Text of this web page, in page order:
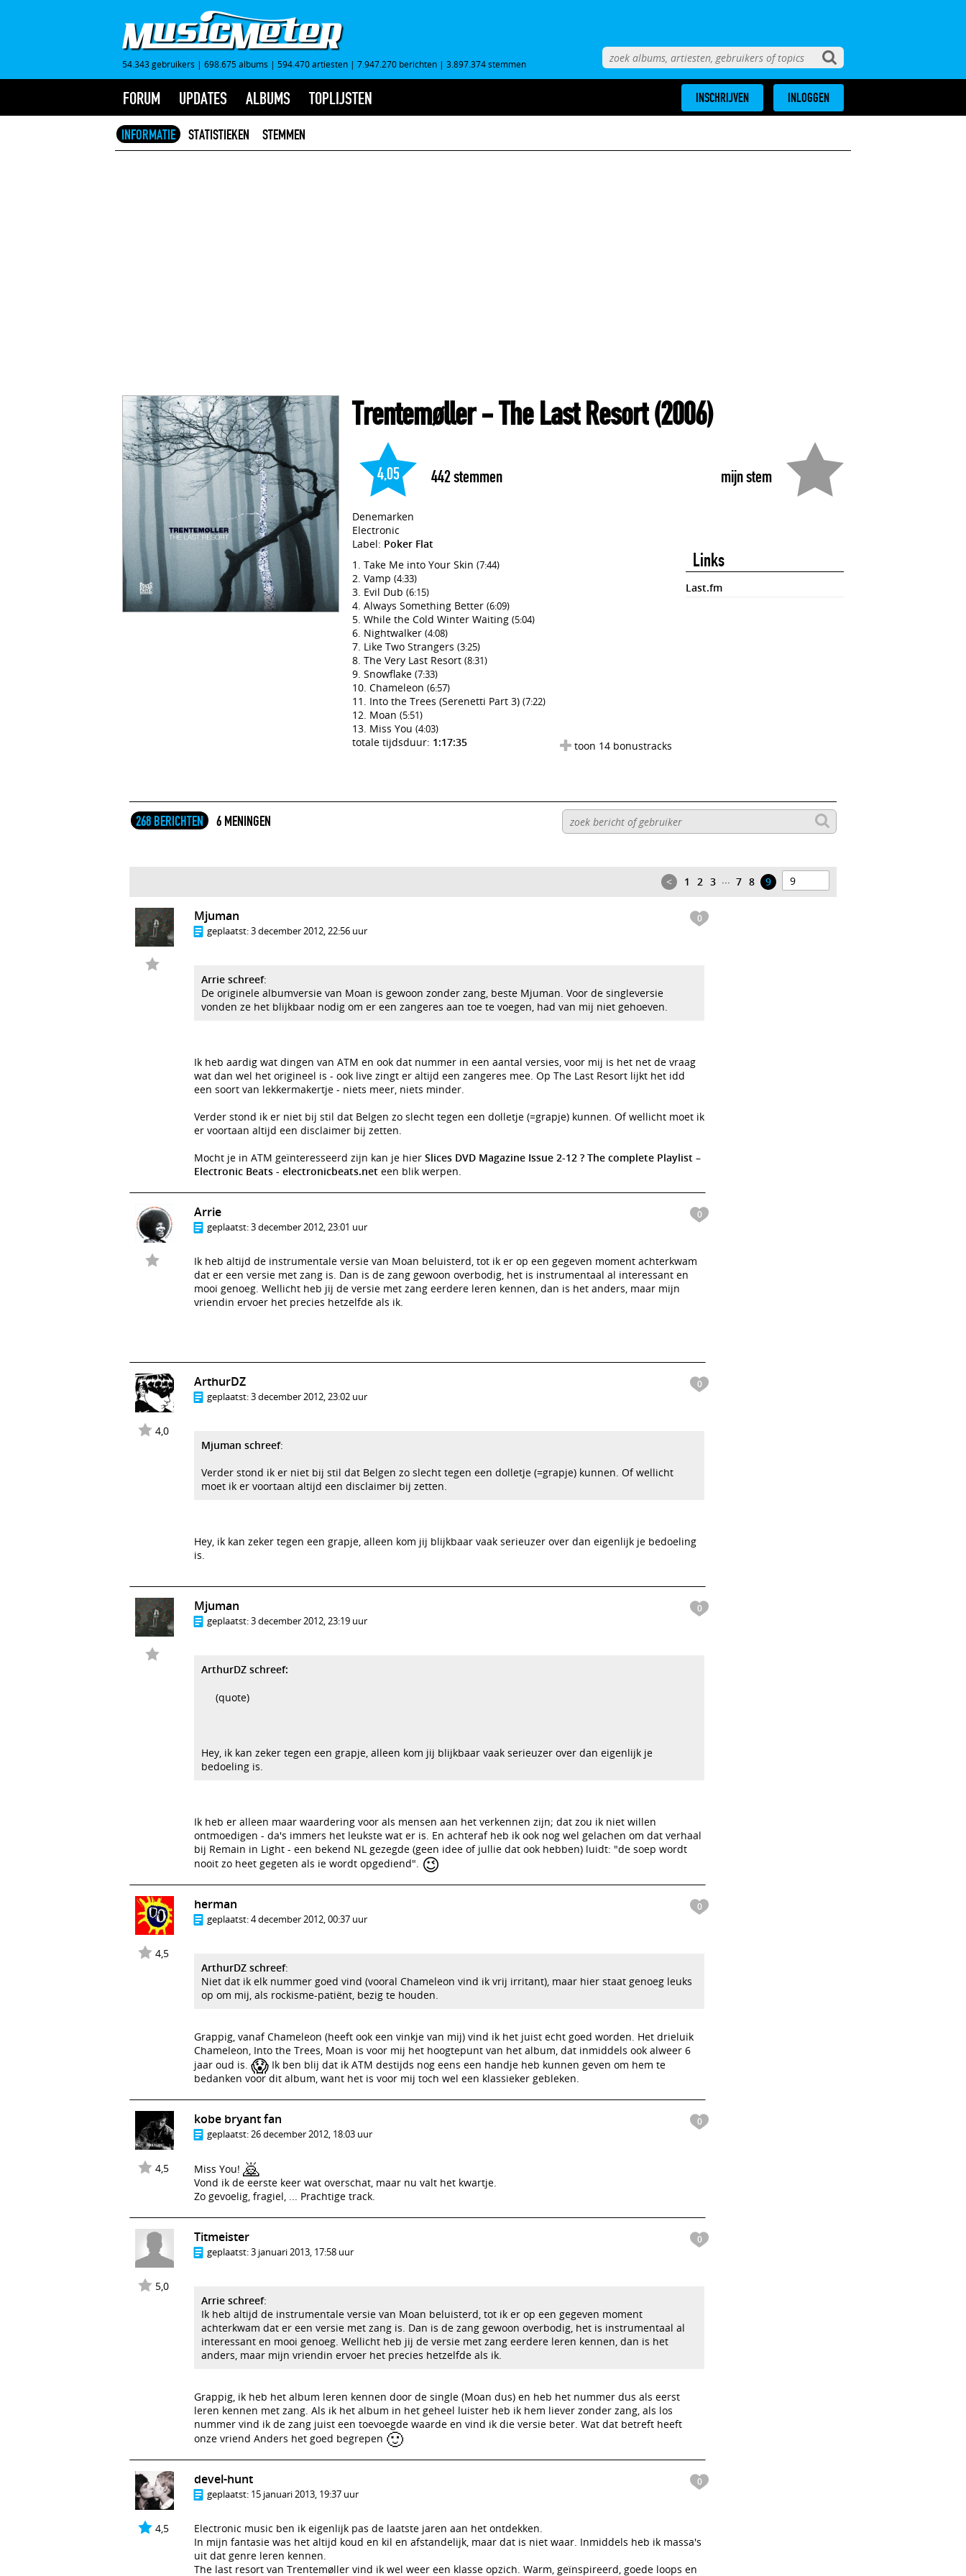
54.343 gebruikers | 698.675 albums | 594.470 artiesten | 7.947.270 berichten | 3.897.374 stemmen
FORUM UPDATES ALBUMS TOPLIJSTEN INSCHRIJVEN INLOGGEN
INFORMATIE STATISTIEKEN STEMMEN
Trentemøller- The Last Resort(2006)
mijn stem
4,05 442stemmen
Denemarken
Electronic
Label: Poker Flat
Take Me into Your Skin (7:44)
Vamp (4:33)
Evil Dub (6:15)
Always Something Better (6:09)
While the Cold Winter Waiting (5:04)
Nightwalker (4:08)
Like Two Strangers (3:25)
The Very Last Resort (8:31)
Snowflake (7:33)
Chameleon (6:57)
Into the Trees (Serenetti Part 3) (7:22)
Moan (5:51)
Miss You (4:03)
toon 14 bonustracks
totale tijdsduur: 1:17:35
Links
Last.fm
268 BERICHTEN 6 MENINGEN
< 1 2 3 ... 7 8 9
0
Mjuman
geplaatst:3 december 2012, 22:56 uur
Arrie schreef:
De originele albumversie van Moan is gewoon zonder zang, beste Mjuman. Voor de singleversie
vonden ze het blijkbaar nodig om er een zangeres aan toe te voegen, had van mij niet gehoeven.
Ik heb aardig wat dingen van ATM en ook dat nummer in een aantal versies, voor mij is het net de vraag
wat dan wel het origineel is - ook live zingt er altijd een zangeres mee. Op The Last Resort lijkt het idd
een soort van lekkermakertje - niets meer, niets minder.
Verder stond ik er niet bij stil dat Belgen zo slecht tegen een dolletje (=grapje) kunnen. Of wellicht moet ik
er voortaan altijd een disclaimer bij zetten.
Mocht je in ATM geïnteresseerd zijn kan je hier Slices DVD Magazine Issue 2-12 ? The complete Playlist –
Electronic Beats - electronicbeats.net een blik werpen.
0
Arrie
geplaatst:3 december 2012, 23:01 uur
Ik heb altijd de instrumentale versie van Moan beluisterd, tot ik er op een gegeven moment achterkwam
dat er een versie met zang is. Dan is de zang gewoon overbodig, het is instrumentaal al interessant en
mooi genoeg. Wellicht heb jij de versie met zang eerdere leren kennen, dan is het anders, maar mijn
vriendin ervoer het precies hetzelfde als ik.
4,0
0
ArthurDZ
geplaatst:3 december 2012, 23:02 uur
Mjuman schreef:
Verder stond ik er niet bij stil dat Belgen zo slecht tegen een dolletje (=grapje) kunnen. Of wellicht
moet ik er voortaan altijd een disclaimer bij zetten.
Hey, ik kan zeker tegen een grapje, alleen kom jij blijkbaar vaak serieuzer over dan eigenlijk je bedoeling
is.
0
Mjuman
geplaatst:3 december 2012, 23:19 uur
ArthurDZ schreef:
(quote)
Hey, ik kan zeker tegen een grapje, alleen kom jij blijkbaar vaak serieuzer over dan eigenlijk je
bedoeling is.
Ik heb er alleen maar waardering voor als mensen aan het verkennen zijn; dat zou ik niet willen
ontmoedigen - da's immers het leukste wat er is. En achteraf heb ik ook nog wel gelachen om dat verhaal
bij Remain in Light - een bekend NL gezegde (geen idee of jullie dat ook hebben) luidt: "de soep wordt
nooit zo heet gegeten als ie wordt opgediend". 😉
4,5
0
herman
geplaatst:4 december 2012, 00:37 uur
ArthurDZ schreef:
Niet dat ik elk nummer goed vind (vooral Chameleon vind ik vrij irritant), maar hier staat genoeg leuks
op om mij, als rockisme-patiënt, bezig te houden.
Grappig, vanaf Chameleon (heeft ook een vinkje van mij) vind ik het juist echt goed worden. Het drieluik
Chameleon, Into the Trees, Moan is voor mij het hoogtepunt van het album, dat inmiddels ook alweer 6
jaar oud is. 😱 Ik ben blij dat ik ATM destijds nog eens een handje heb kunnen geven om hem te
bedanken voor dit album, want het is voor mij toch wel een klassieker gebleken.
4,5
0
kobe bryant fan
geplaatst:26 december 2012, 18:03 uur
Miss You! 🙇
Vond ik de eerste keer wat overschat, maar nu valt het kwartje.
Zo gevoelig, fragiel, ... Prachtige track.
5,0
0
Titmeister
geplaatst:3 januari 2013, 17:58 uur
Arrie schreef:
Ik heb altijd de instrumentale versie van Moan beluisterd, tot ik er op een gegeven moment
achterkwam dat er een versie met zang is. Dan is de zang gewoon overbodig, het is instrumentaal al
interessant en mooi genoeg. Wellicht heb jij de versie met zang eerdere leren kennen, dan is het
anders, maar mijn vriendin ervoer het precies hetzelfde als ik.
Grappig, ik heb het album leren kennen door de single (Moan dus) en heb het nummer dus als eerst
leren kennen met zang. Als ik het album in het geheel luister heb ik hem liever zonder zang, als los
nummer vind ik de zang juist een toevoegde waarde en vind ik die versie beter. Wat dat betreft heeft
onze vriend Anders het goed begrepen 🙂
4,5
0
devel-hunt
geplaatst: 15 januari 2013, 19:37 uur
Electronic music ben ik eigenlijk pas de laatste jaren aan het ontdekken.
In mijn fantasie was het altijd koud en kil en afstandelijk, maar dat is niet waar. Inmiddels heb ik massa's
uit dat genre leren kennen.
The last resort van Trentemøller vind ik wel weer een klasse opzich. Warm, geïnspireerd, goede loops en